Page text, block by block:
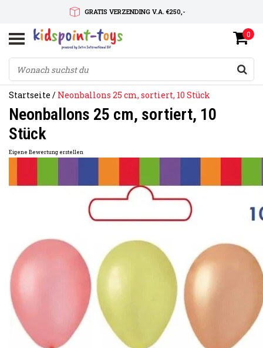
GRATIS VERZENDING V.A. €250,-
SNELLE LEVERTIJD
SERVICE OP MAAT
0
Startseite / Neonballons 25 cm, sortiert, 10 Stück
Neonballons 25 cm, sortiert, 10
Stück
Eigene Bewertung erstellen